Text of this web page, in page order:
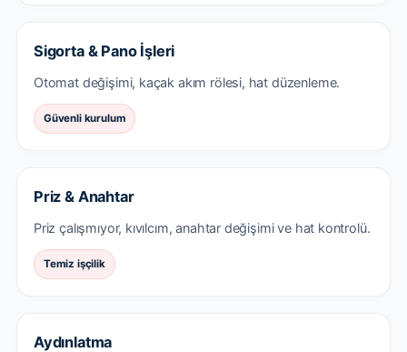
Sigorta & Pano İşleri
Otomat değişimi, kaçak akım rölesi, hat düzenleme.
Güvenli kurulum
Priz & Anahtar
Priz çalışmıyor, kıvılcım, anahtar değişimi ve hat kontrolü.
Temiz işçilik
Aydınlatma